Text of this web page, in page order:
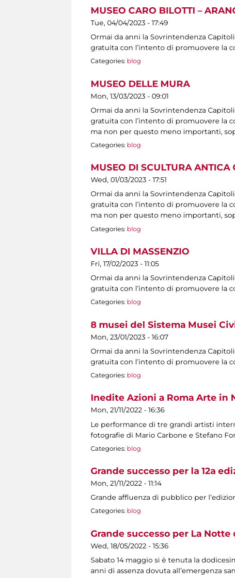
MUSEO CARO BILOTTI –
Tue, 04/04/2023 - 17:49
Ormai da anni la Sovrintendenza
gratuita con l’intento di promuovere la
Categories: blog
MUSEO DELLE MURA
Mon, 13/03/2023 - 09:01
Ormai da anni la Sovrintendenza
gratuita con l’intento di promuovere la
ma non per questo meno importanti,
Categories: blog
MUSEO DI SCULTURA
Wed, 01/03/2023 - 17:51
Ormai da anni la Sovrintendenza
gratuita con l’intento di promuovere la
ma non per questo meno importanti,
Categories: blog
VILLA DI MASSENZIO
Fri, 17/02/2023 - 11:05
Ormai da anni la Sovrintendenza
gratuita con l’intento di promuovere la
Categories: blog
8 musei del Sistema Musei
Mon, 23/01/2023 - 16:07
Ormai da anni la Sovrintendenza
gratuita con l’intento di promuovere la
Categories: blog
Inedite Azioni a Roma Arte in
Mon, 21/11/2022 - 16:36
Le performance di tre grandi artisti
fotografie di Mario Carbone e Stefano
Categories: blog
Grande successo per la 12a
Mon, 21/11/2022 - 11:14
Grande affluenza di pubblico per
Categories: blog
Grande successo per La Notte
Wed, 18/05/2022 - 15:36
Sabato 14 maggio si è tenuta la
anni di assenza dovuta all’emergenza